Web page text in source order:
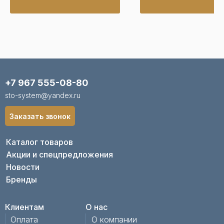
Каталог товаров
Акции и спецпредложения
Новости
Бренды
Клиентам
Оплата
О нас
О компании
+7 967 555-08-80
sto-system@yandex.ru
Заказать звонок